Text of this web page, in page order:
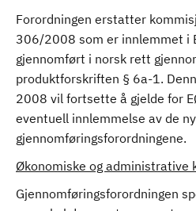
Forordningen erstatter
306/2008 som er innlemmet i
gjennomført i norsk rett
produktforskriften § 6a-1.
2008 vil fortsette å gjelde for
eventuell innlemmelse av de
gjennomføringsforordningene.
Økonomiske og administrative
Gjennomføringsforordningen